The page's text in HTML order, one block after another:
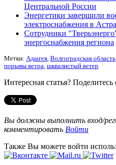
Центральной России
Энергетики завершили
электроснабжения в
Сотрудники
энергоснабжения региона
Метки: Адыгея Волгоградская область
порывы ветра шквалистый ветер
Интересная статья? Поделитесь
Вы должны выполнить вход/
комментировать Войти
Также Вы можете войти